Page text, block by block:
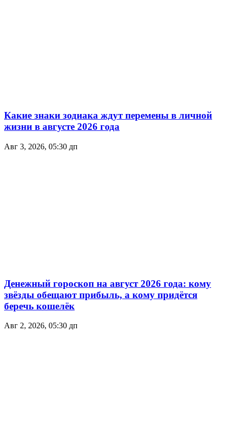
Какие знаки зодиака ждут перемены в личной
жизни в августе 2026 года
Авг 3, 2026, 05:30 дп
Денежный гороскоп на август 2026 года: кому
звёзды обещают прибыль, а кому придётся
беречь кошелёк
Авг 2, 2026, 05:30 дп